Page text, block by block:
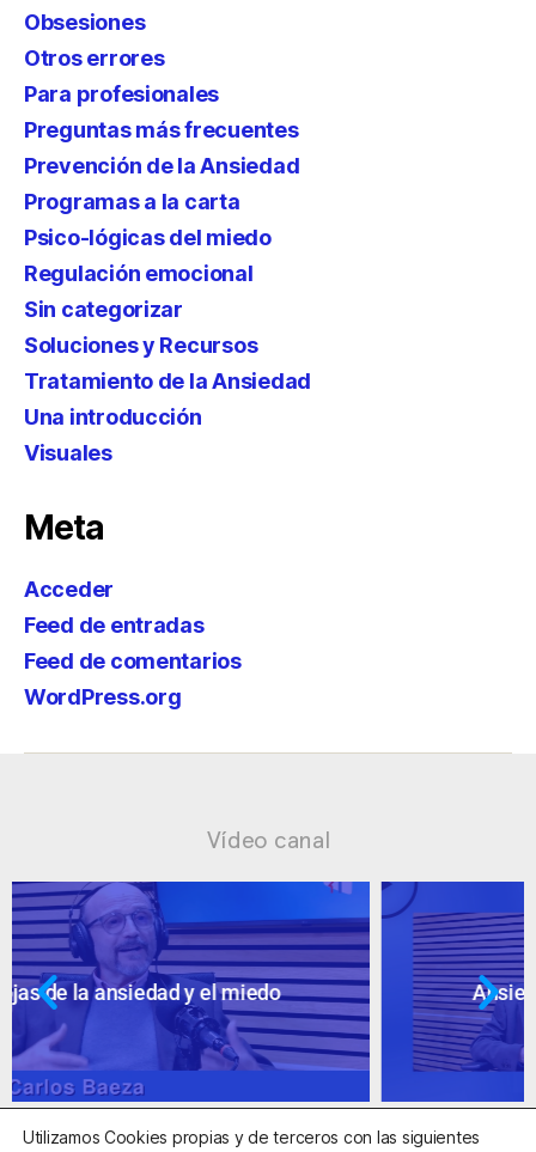
Obsesiones
Otros errores
Para profesionales
Preguntas más frecuentes
Prevención de la Ansiedad
Programas a la carta
Psico-lógicas del miedo
Regulación emocional
Sin categorizar
Soluciones y Recursos
Tratamiento de la Ansiedad
Una introducción
Visuales
Meta
Acceder
Feed de entradas
Feed de comentarios
WordPress.org
Vídeo canal
Ansiedad: supuestos cuestionables
Utilizamos Cookies propias y de terceros con las siguientes